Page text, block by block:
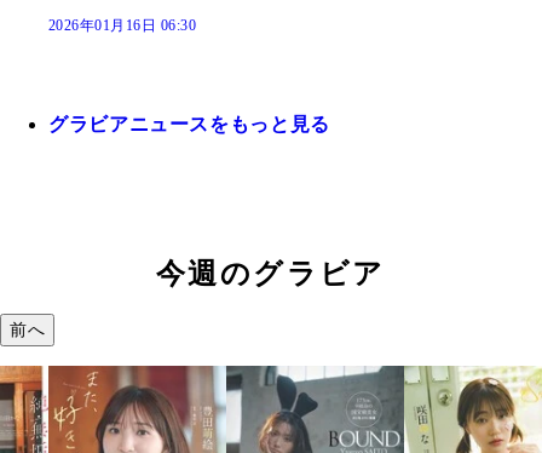
2026年01月16日 06:30
グラビアニュースをもっと見る
今週のグラビア
前へ